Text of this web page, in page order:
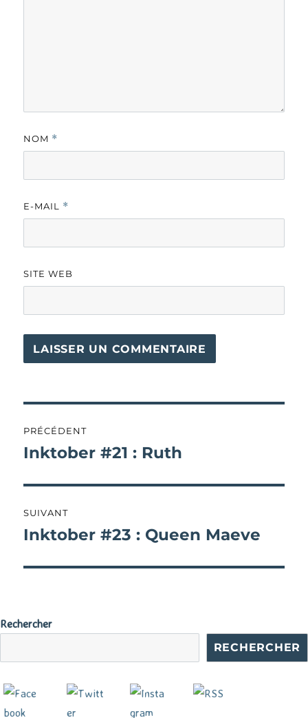
NOM *
E-MAIL *
SITE WEB
de
PRÉCÉDENT
Publication
Inktober #21 : Ruth
SUIVANT
Publication
Inktober #23 : Queen Maeve
Rechercher
RECHERCHER